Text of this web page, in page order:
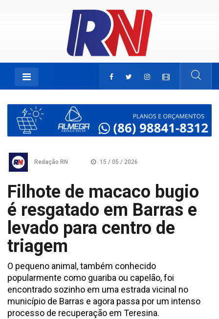
Redação RN 15 / 05 / 2026
Filhote de macaco bugio
é resgatado em Barras e
levado para centro de
triagem
O pequeno animal, também conhecido
popularmente como guariba ou capelão, foi
encontrado sozinho em uma estrada vicinal no
município de Barras e agora passa por um intenso
processo de recuperação em Teresina.